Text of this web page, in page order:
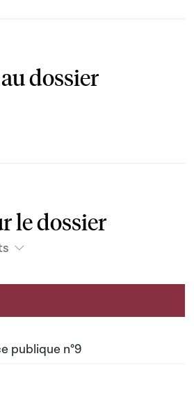
dossier
le dossier
publique n°9